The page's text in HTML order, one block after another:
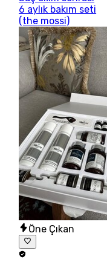
6 aylık bakım seti
(the mossi)
Öne Çıkan